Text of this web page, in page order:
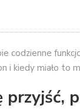
codzienne
i kiedy miało to
przyjść,